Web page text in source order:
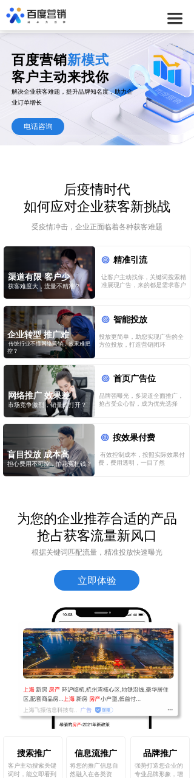
끀
ꀇ 首页
ꀣ 信息流广告
ꀳ 百度营销
ꀰ 网站建设
百度营销新模式
客户主动来找你
解决企业获客难题，提升品牌知名度，助力企
业订单增长
电话咨询
后疫情时代
如何应对企业获客新挑战
受疫情冲击，企业正面临着各种获客难题
精准引流
让客户主动找你，关键词搜索精
准展现广告，来的都是需求客户
渠道有限 客户少
获客难度大，流量不精准？
智能投放
投放更简单，助您实现广告的全
方位投放，打造营销闭环
企业转型 推广难
传统行业不懂网络营销，效果难把
控？
首页广告位
品牌强曝光，多渠道全面推广，
抢占受众心智，成为优先选择
网络推广 效果差
市场竞争激烈，销量难打开？
按效果付费
有效控制成本，按照实际效果付
费，费用透明，一目了然
盲目投放 成本高
担心费用不可控，怕花冤枉钱？
为您的企业推荐合适的产品
抢占获客流量新风口
根据关键词匹配流量，精准投放快速曝光
搜索推广
客户主动搜索关键
词时，能立即看到
信息流推广
将您的推广信息自
然融入在各类资
品牌推广
强势打造您企业的
专业品牌形象，增
立即体验